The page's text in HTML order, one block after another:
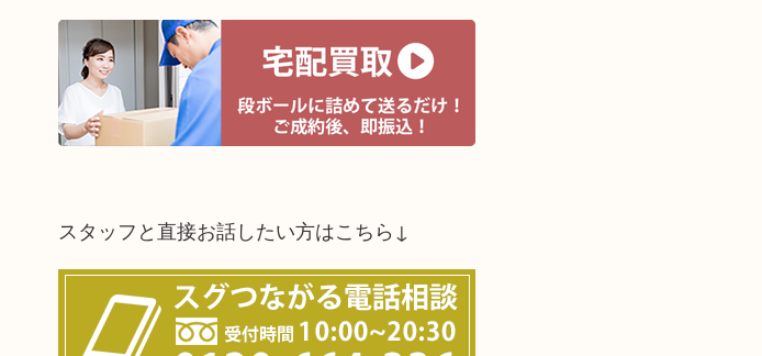
スタッフと直接お話したい方はこちら↓